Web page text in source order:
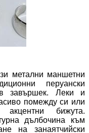
метални маншетни
перуански
завършек. Леки и
помежду си или
акцентни бижута.
дълбочина към
на занаятчийски